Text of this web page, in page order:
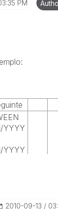
PM
YYYY
YYYY
‎2010-09-13